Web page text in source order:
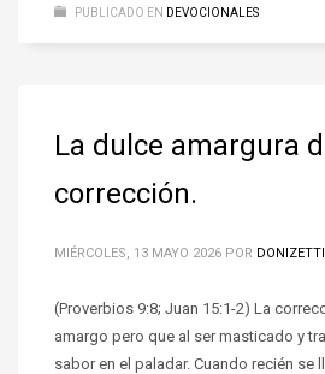
PUBLICADO EN DEVOCIONALES
La dulce amargura
corrección.
MIÉRCOLES, 13 MAYO 2026 POR DONIZETTI
(Proverbios 9:8; Juan 15:1-2) La
amargo pero que al ser masticado y
sabor en el paladar. Cuando recién se